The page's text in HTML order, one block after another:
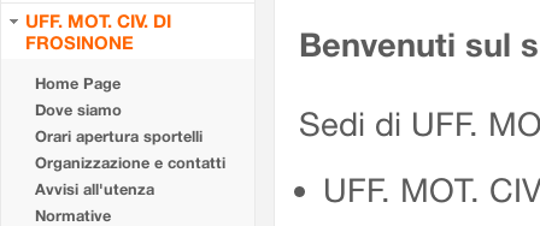
UFF. MOT. CIV. DI
FROSINONE
Home Page
Dove siamo
Orari apertura sportelli
Organizzazione e contatti
Avvisi all'utenza
Normative
Benvenuti sul
Sedi di UFF.
UFF. MOT.